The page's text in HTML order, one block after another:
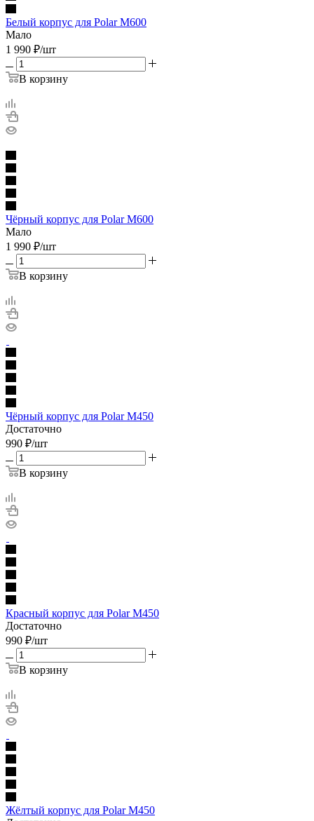
Белый корпус для Polar M600
Мало
1 990 ₽/шт
В корзину
Чёрный корпус для Polar M600
Мало
1 990 ₽/шт
В корзину
Чёрный корпус для Polar M450
Достаточно
990 ₽/шт
В корзину
Красный корпус для Polar M450
Достаточно
990 ₽/шт
В корзину
Жёлтый корпус для Polar M450